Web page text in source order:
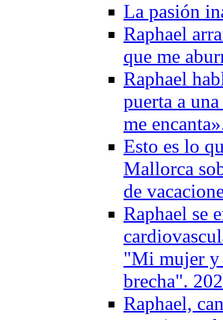
La pasión
Raphael
que me
Raphael
puerta a
me
Esto es lo
Mallorca
de
Raphael se
"Mi mujer y
brecha".
Raphael,